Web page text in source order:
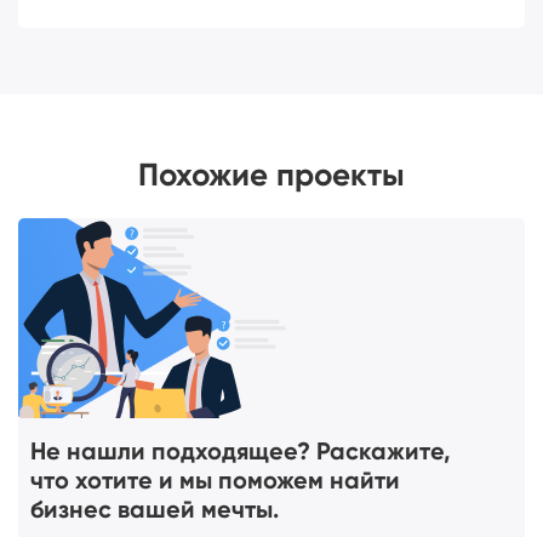
Похожие проекты
Не нашли подходящее? Раскажите,
что хотите и мы поможем найти
бизнес вашей мечты.